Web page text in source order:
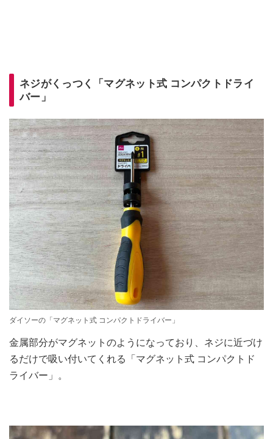
ネジがくっつく「マグネット式 コンパクトドライ
バー」
ダイソーの「マグネット式 コンパクトドライバー」
金属部分がマグネットのようになっており、ネジに近づけ
るだけで吸い付いてくれる「マグネット式 コンパクトド
ライバー」。